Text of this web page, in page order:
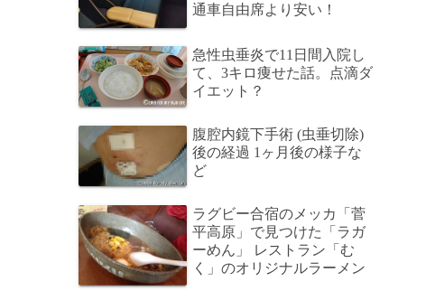
通車自由席より安い！
急性虫垂炎で11日間入院し
て、3キロ痩せた話。点滴ダ
イエット？
腹腔内鏡下手術 (虫垂切除)
後の経過 1ヶ月後の様子な
ど
ラグビー合宿のメッカ「菅
平高原」で見つけた「ラガ
ーめん」 レストラン「む
く」のオリジナルラーメン